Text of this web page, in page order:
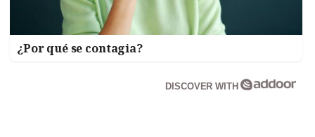
¿Por qué se contagia?
DISCOVER WITH